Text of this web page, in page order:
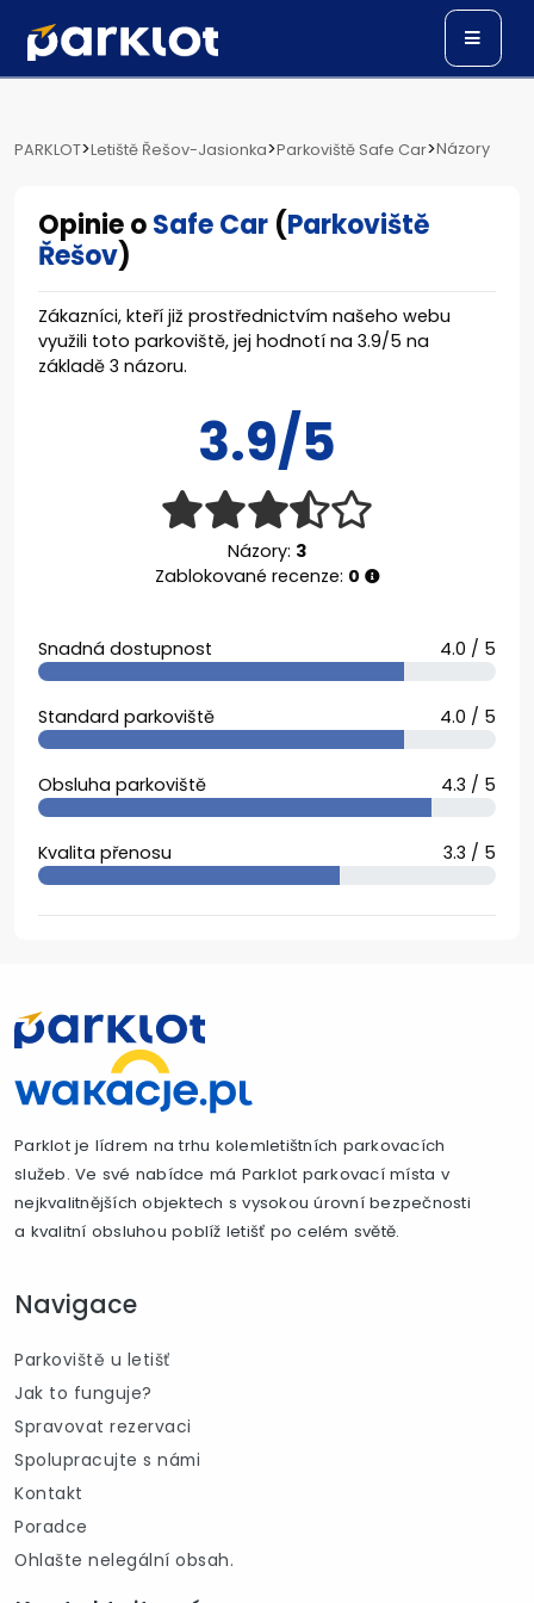
PARKLOT>Letiště Řešov-Jasionka>Parkoviště Safe Car>Názory
Opinie oSafe Car (Parkoviště
Řešov)
Zákazníci, kteří již prostřednictvím našeho webu
využili toto parkoviště, jej hodnotí na 3.9/5 na
základě 3 názoru.
3.9/5
Názory: 3
Zablokované recenze: 0
Snadná dostupnost 4.0 / 5
Standard parkoviště 4.0 / 5
Obsluha parkoviště 4.3 / 5
Kvalita přenosu 3.3 / 5
Parklot je lídrem na trhu kolemletištních parkovacích
služeb. Ve své nabídce má Parklot parkovací místa v
nejkvalitnějších objektech s vysokou úrovní bezpečnosti
a kvalitní obsluhou poblíž letišť po celém světě.
Navigace
Parkoviště u letišť
Jak to funguje?
Spravovat rezervaci
Spolupracujte s námi
Kontakt
Poradce
Ohlašte nelegální obsah.